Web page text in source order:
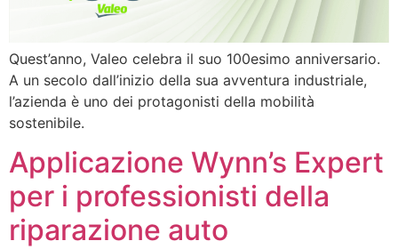
Quest’anno, Valeo celebra il suo 100esimo anniversario.
A un secolo dall’inizio della sua avventura industriale,
l’azienda è uno dei protagonisti della mobilità
sostenibile.
Applicazione Wynn’s Expert
per i professionisti della
riparazione auto